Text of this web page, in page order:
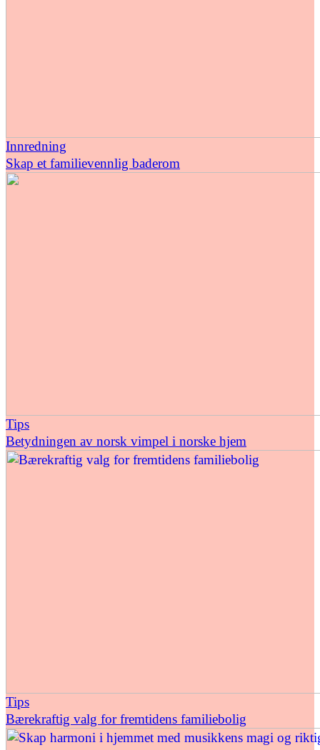
Innredning
Skap et familievennlig baderom
Tips
Betydningen av norsk vimpel i norske hjem
Tips
Bærekraftig valg for fremtidens familiebolig